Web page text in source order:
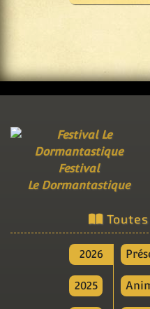
Festival
Le Dormantastique
2026
2025